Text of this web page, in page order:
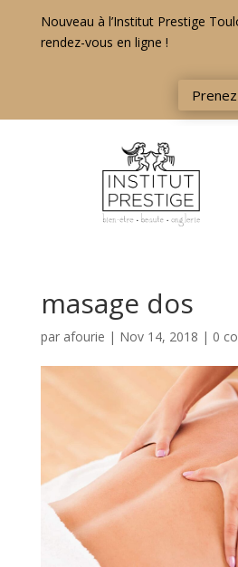
Nouveau à l’Institut Prestige
rendez-vous en ligne !
masage dos
par afourie | Nov 14, 2018 | 0